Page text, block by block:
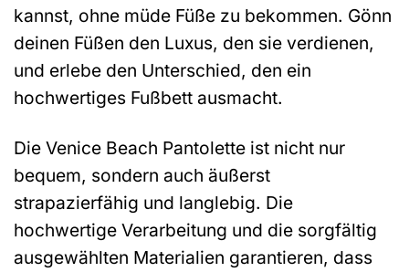
kannst, ohne müde Füße zu bekommen. Gönn
deinen Füßen den Luxus, den sie verdienen,
und erlebe den Unterschied, den ein
hochwertiges Fußbett ausmacht.
Die Venice Beach Pantolette ist nicht nur
bequem, sondern auch äußerst
strapazierfähig und langlebig. Die
hochwertige Verarbeitung und die sorgfältig
ausgewählten Materialien garantieren, dass